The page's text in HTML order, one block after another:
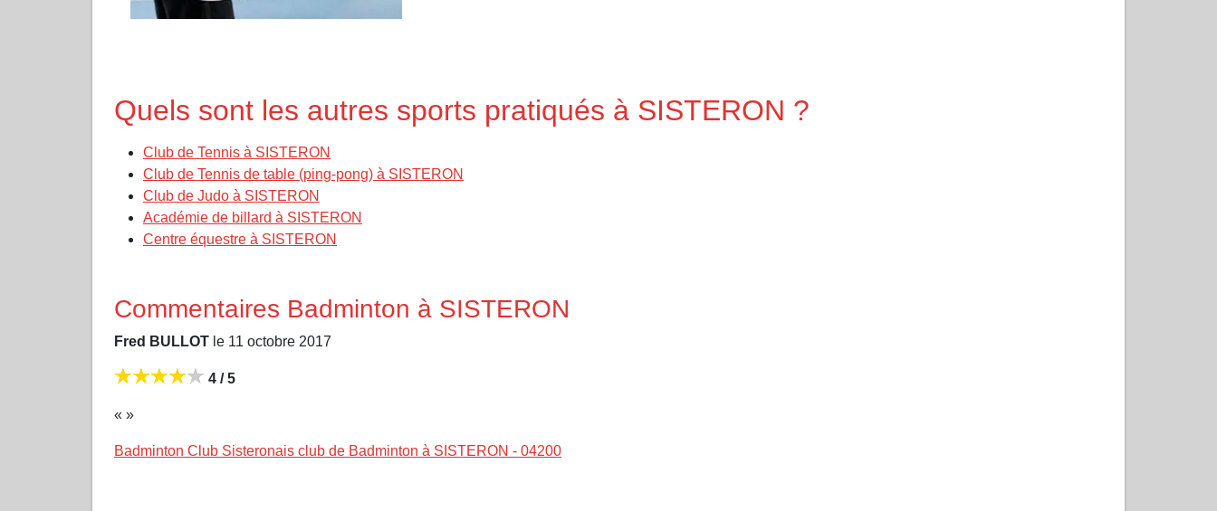
Quels sont les autres sports pratiqués à SISTERON ?
Club de Tennis à SISTERON
Club de Tennis de table (ping-pong) à SISTERON
Club de Judo à SISTERON
Académie de billard à SISTERON
Centre équestre à SISTERON
Commentaires Badminton à SISTERON
Fred BULLOT le 11 octobre 2017
4 / 5
« »
Badminton Club Sisteronais club de Badminton à SISTERON - 04200